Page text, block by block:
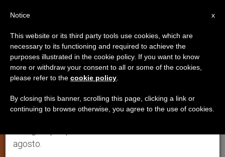
LITURGIA Y CULTO DIVINO
×
Aviso importante
Del 27 de julio al 7 de agosto haremos la pausa
anual, aprovechando que en el periodo de verano
se generan menos informaciones y también el
agosto.
x
Notice
This website or its third party tools use cookies, which are
necessary to its functioning and required to achieve the
purposes illustrated in the cookie policy. If you want to know
more or withdraw your consent to all or some of the cookies,
please refer to the cookie policy
By closing this banner, scrolling this page, clicking a link or
continuing to browse otherwise, you agree to the use of cookies.